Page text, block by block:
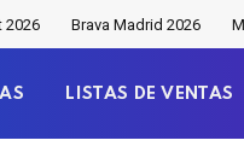
2026 Brava Madrid 2026
LISTAS DE VENTAS